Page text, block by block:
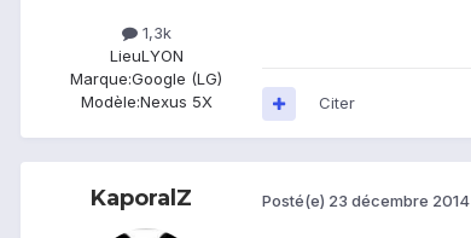
1,3k
LieuLYON
Marque:Google (LG)
Modèle:Nexus 5X Citer
KaporalZ Posté(e) 23 décembre 2014